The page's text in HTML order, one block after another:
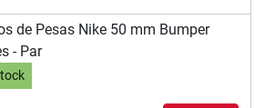
de Pesas Nike 50 mm Bumper
- Par